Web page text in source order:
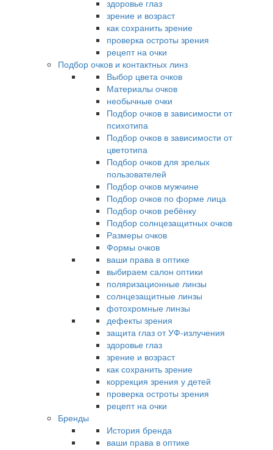
здоровье глаз
зрение и возраст
как сохранить зрение
проверка остроты зрения
рецепт на очки
Подбор очков и контактных линз
Выбор цвета очков
Материалы очков
необычные очки
Подбор очков в зависимости от
психотипа
Подбор очков в зависимости от
цветотипа
Подбор очков для зрелых
пользователей
Подбор очков мужчине
Подбор очков по форме лица
Подбор очков ребёнку
Подбор солнцезащитных очков
Размеры очков
Формы очков
ваши права в оптике
выбираем салон оптики
поляризационные линзы
солнцезащитные линзы
фотохромные линзы
дефекты зрения
защита глаз от УФ-излучения
здоровье глаз
зрение и возраст
как сохранить зрение
коррекция зрения у детей
проверка остроты зрения
рецепт на очки
Бренды
История бренда
ваши права в оптике